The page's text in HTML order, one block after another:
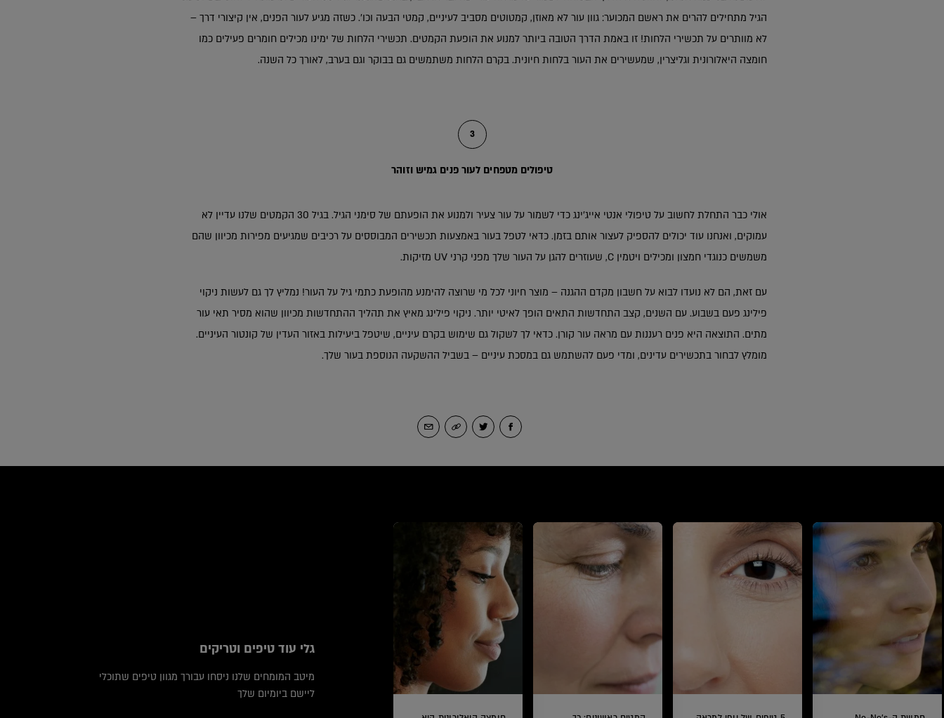
הגיל מתחילים להרים את ראשם המכוער: גוון עור לא מאוזן, קמטוטים מסביב לעיניים, קמטי הבעה וכו'. כשזה מגיע לעור הפנים, אין קיצורי דרך –
לא מוותרים על תכשירי הלחות! זו באמת הדרך הטובה ביותר למנוע את הופעת הקמטים. תכשירי הלחות של ימינו מכילים חומרים פעילים כמו
חומצה היאלורונית וגליצרין, שמעשירים את העור בלחות חיונית. בקרם הלחות משתמשים גם בבוקר וגם בערב, לאורך כל השנה.
3
טיפולים מטפחים לעור פנים גמיש וזוהר
אולי כבר התחלת לחשוב על טיפולי אנטי אייג'ינג כדי לשמור על עור צעיר ולמנוע את הופעתם של סימני הגיל. בגיל 30 הקמטים שלנו עדיין לא
עמוקים, ואנחנו עוד יכולים להספיק לעצור אותם בזמן. כדאי לטפל בעור באמצעות תכשירים המבוססים על רכיבים שמגיעים מפירות מכיוון שהם
משמשים כנוגדי חמצון ומכילים ויטמין C, שעוזרים להגן על העור שלך מפני קרני UV מזיקות.
עם זאת, הם לא נועדו לבוא על חשבון מקדם ההגנה – מוצר חיוני לכל מי שרוצה להימנע מהופעת כתמי גיל על העור! נמליץ לך גם לעשות ניקוי
פילינג פעם בשבוע. עם השנים, קצב התחדשות התאים הופך לאיטי יותר. ניקוי פילינג מאיץ את תהליך ההתחדשות מכיוון שהוא מסיר תאי עור
מתים. התוצאה היא פנים רעננות עם מראה עור קורן. כדאי לך לשקול גם שימוש בקרם עיניים, שיטפל ביעילות באזור העדין של קונטור העיניים.
מומלץ לבחור בתכשירים עדינים, ומדי פעם להשתמש גם במסכת עיניים – בשביל ההשקעה הנוספת בעור שלך.
גלי עוד טיפים וטריקים
מיטב המומחים שלנו ניסחו עבורך מגוון טיפים שתוכלי
ליישם ביומיום שלך